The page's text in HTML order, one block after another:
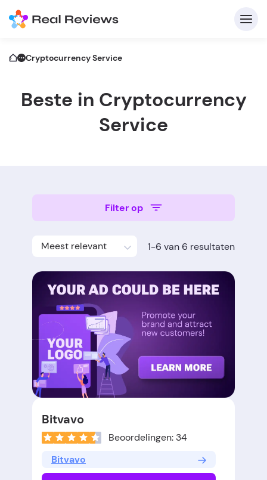
Cryptocurrency Service
Beste in Cryptocurrency
Service
Filter op
Meest relevant 1-6 van 6 resultaten
Bitvavo
Beoordelingen: 34
Bitvavo